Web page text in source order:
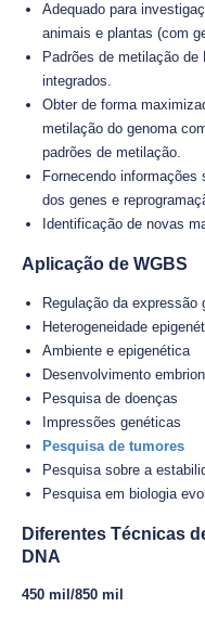
Adequado para
animais e plantas (com
Padrões de metilação
integrados.
Obter de forma
metilação do genoma
padrões de metilação.
Fornecendo
dos genes e
Identificação de novas
Aplicação de WGBS
Regulação da expressão
Heterogeneidade
Ambiente e epigenética
Desenvolvimento
Pesquisa de doenças
Impressões genéticas
Pesquisa de tumores
Pesquisa sobre a
Pesquisa em biologia
Diferentes Técnicas
DNA
450 mil/850 mil